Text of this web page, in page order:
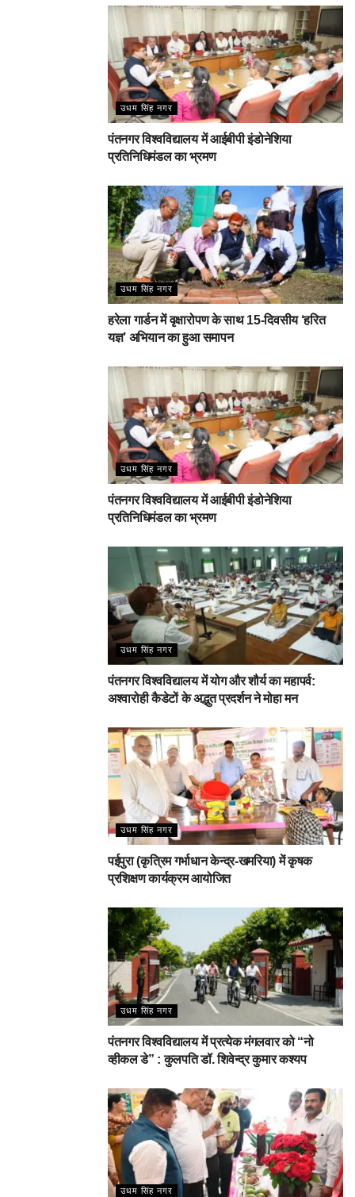
उधम सिंह नगर
पंतनगर विश्वविद्यालय में आईबीपी इंडोनेशिया
प्रतिनिधिमंडल का भ्रमण
उधम सिंह नगर
हरेला गार्डन में वृक्षारोपण के साथ 15-दिवसीय ‘हरित
यज्ञ’ अभियान का हुआ समापन
उधम सिंह नगर
पंतनगर विश्वविद्यालय में आईबीपी इंडोनेशिया
प्रतिनिधिमंडल का भ्रमण
उधम सिंह नगर
पंतनगर विश्वविद्यालय में योग और शौर्य का महापर्व:
अश्वारोही कैडेटों के अद्भुत प्रदर्शन ने मोहा मन
उधम सिंह नगर
पईपुरा (कृत्रिम गर्भाधान केन्द्र-खमरिया) में कृषक
प्रशिक्षण कार्यक्रम आयोजित
उधम सिंह नगर
पंतनगर विश्वविद्यालय में प्रत्येक मंगलवार को “नो
व्हीकल डे” : कुलपति डॉ. शिवेन्द्र कुमार कश्यप
उधम सिंह नगर